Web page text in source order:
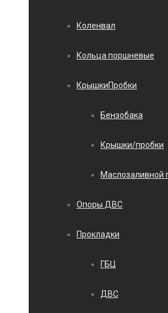
Коленвал
Кольца поршневые
КрышкиПробки
Бензобака
Крышки/пробки
Маслозаливной
Опоры ДВС
Прокладки
ГБЦ
ДВС